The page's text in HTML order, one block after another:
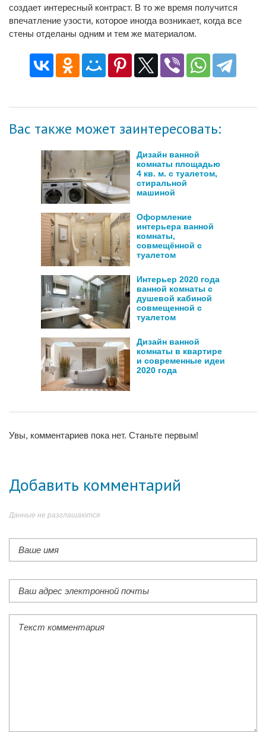
создает интересный контраст. В то же время получится
впечатление узости, которое иногда возникает, когда все
стены отделаны одним и тем же материалом.
Вас также может заинтересовать:
Дизайн ванной
комнаты площадью
4 кв. м. с туалетом,
стиральной
машиной
Оформление
интерьера ванной
комнаты,
совмещённой с
туалетом
Интерьер 2020 года
ванной комнаты с
душевой кабиной
совмещенной с
туалетом
Дизайн ванной
комнаты в квартире
и современные идеи
2020 года
Увы, комментариев пока нет. Станьте первым!
Добавить комментарий
Данные не разглашаются